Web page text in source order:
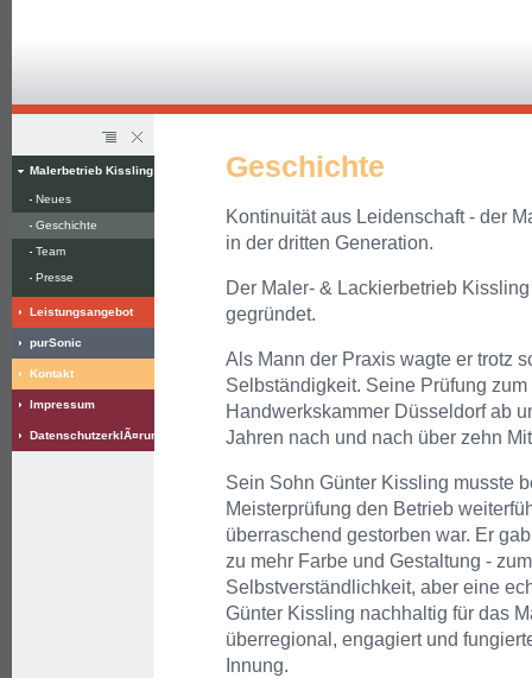
Malerbetrieb Kissling
Neues
Geschichte
Team
Presse
Leistungsangebot
purSonic
Kontakt
Impressum
DatenschutzerklÃ¤rung
Geschichte
Kontinuität aus Leidenschaft - der
in der dritten Generation.
Der Maler- & Lackierbetrieb
gegründet.
Als Mann der Praxis wagte er trotz
Selbständigkeit. Seine Prüfung
Handwerkskammer Düsseldorf ab
Jahren nach und nach über zehn
Sein Sohn Günter Kissling musste
Meisterprüfung den Betrieb
überraschend gestorben war. Er
zu mehr Farbe und Gestaltung -
Selbstverständlichkeit, aber eine
Günter Kissling nachhaltig für das
überregional, engagiert und
Innung.